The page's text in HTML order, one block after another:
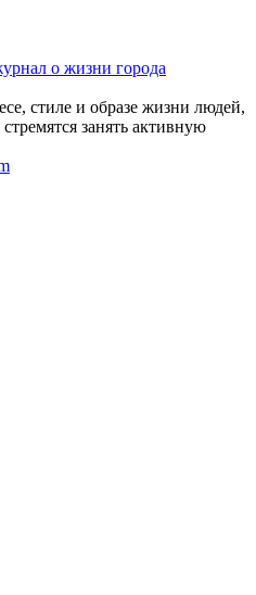
стиле и образе жизни людей,
занять активную